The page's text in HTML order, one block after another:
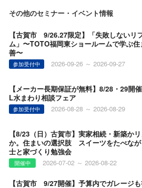
その他のセミナー・イベント情報
【古賀市 9/26.27限定】「失敗しないリ
ム」〜TOTO福岡東ショールームで学ぶ
善〜
参加受付中 2026-09-26 ～ 2026-09-27
【メーカー長期保証が無料】8/28・29開
L水まわり相談フェア
参加受付中 2026-08-28 ～ 2026-08-29
【8/23（日）古賀市】実家相続・新築か
か。住まいの選択肢 スイーツをたべな
士と家づくり勉強会
開催中 2026-07-02 ～ 2026-08-22
【古賀市 9/27開催】予算内でガレージ